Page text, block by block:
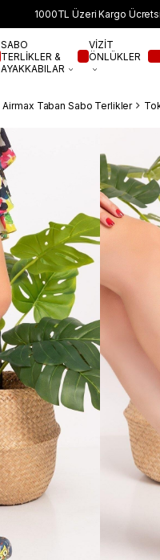
1000TL Üzeri Kargo
SABO
TERLİKLER &
AYAKKABILAR
VİZİT
ÖNLÜKLER
Airmax Taban Sabo Terlikler